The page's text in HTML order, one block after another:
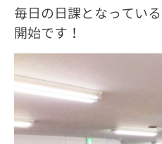
毎日の日課となってい
開始です！